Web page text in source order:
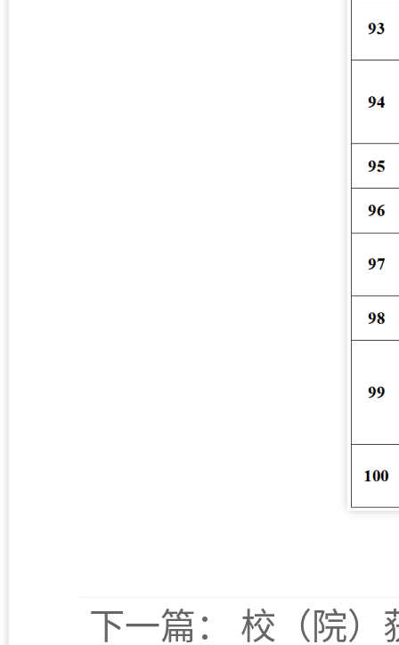
下一篇： 校（院）